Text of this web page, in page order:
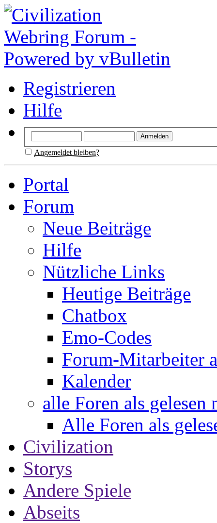
Registrieren
Hilfe
Angemeldet bleiben?
Portal
Forum
Neue Beiträge
Hilfe
Nützliche Links
Heutige Beiträge
Chatbox
Emo-Codes
Forum-Mitarbeiter
Kalender
alle Foren als gelesen
Alle Foren als
Civilization
Storys
Andere Spiele
Abseits